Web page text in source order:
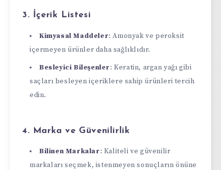
3. İçerik Listesi
Kimyasal Maddeler: Amonyak ve peroksit
içermeyen ürünler daha sağlıklıdır.
Besleyici Bileşenler: Keratin, argan yağı gibi
saçları besleyen içeriklere sahip ürünleri tercih
edin.
4. Marka ve Güvenilirlik
Bilinen Markalar: Kaliteli ve güvenilir
markaları seçmek, istenmeyen sonuçların önüne